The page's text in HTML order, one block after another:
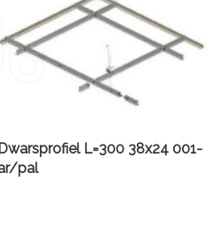
L=300 38x24 001-
pal